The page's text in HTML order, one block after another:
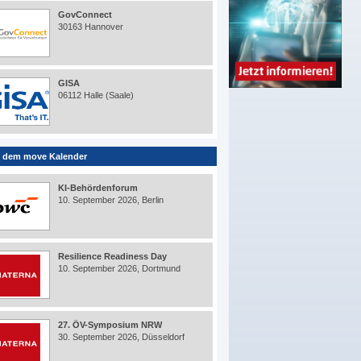
GovConnect
30163 Hannover
GISA
06112 Halle (Saale)
dem move Kalender
KI-Behördenforum
10. September 2026, Berlin
Resilience Readiness Day
10. September 2026, Dortmund
27. ÖV-Symposium NRW
30. September 2026, Düsseldorf